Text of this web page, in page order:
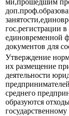
ми,прошедшим
гос.регистрации
единовременной
документов для
Утверждение
их размещение
деятельности
среднего
образуются